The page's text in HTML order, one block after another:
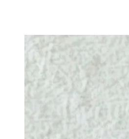
ZU DEN
PRODUKTINFORMATIONEN
SPRINGEN